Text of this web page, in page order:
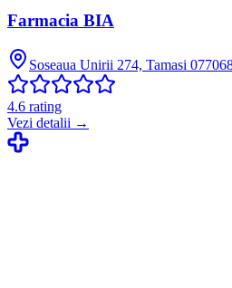
Farmacia BIA
Soseaua Unirii 274, Tamasi
4.6 rating
Vezi detalii →